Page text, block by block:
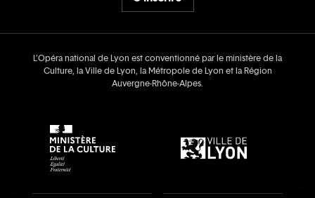
L’Opéra national de Lyon est conventionné par le ministère de la
Culture, la Ville de Lyon, la Métropole de Lyon et la Région
Auvergne‑Rhône‑Alpes.